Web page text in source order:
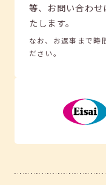
等、 お問い合わ
たします。
なお、お返事まで時
ださい。